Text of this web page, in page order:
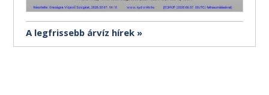
A legfrissebb árvíz hírek